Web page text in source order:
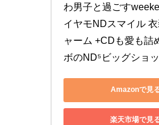
わ男子と過ごす
イヤモNDスマイル
ャーム +CDも愛も詰
ボのND⁵ビッグショ
Amazonで見
楽天市場で見